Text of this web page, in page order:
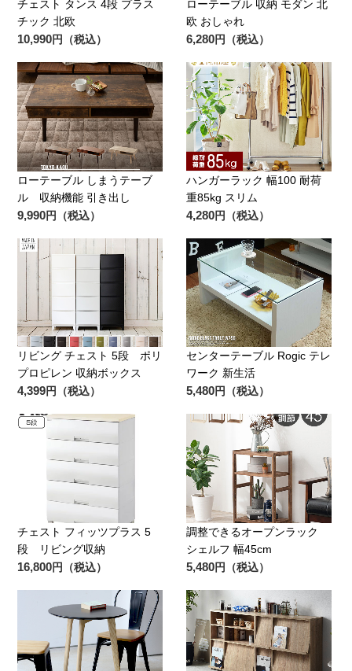
チェスト タンス 4段 プラス
チック 北欧
10,990円（税込）
ローテーブル 収納 モダン 北
欧 おしゃれ
6,280円（税込）
ローテーブル しまうテーブ
ル 収納機能 引き出し
9,990円（税込）
ハンガーラック 幅100 耐荷
重85kg スリム
4,280円（税込）
リビング チェスト 5段 ポリ
プロピレン 収納ボックス
4,399円（税込）
センターテーブル Rogic テレ
ワーク 新生活
5,480円（税込）
チェスト フィッツプラス 5
段 リビング収納
16,800円（税込）
調整できるオープンラック
シェルフ 幅45cm
5,480円（税込）